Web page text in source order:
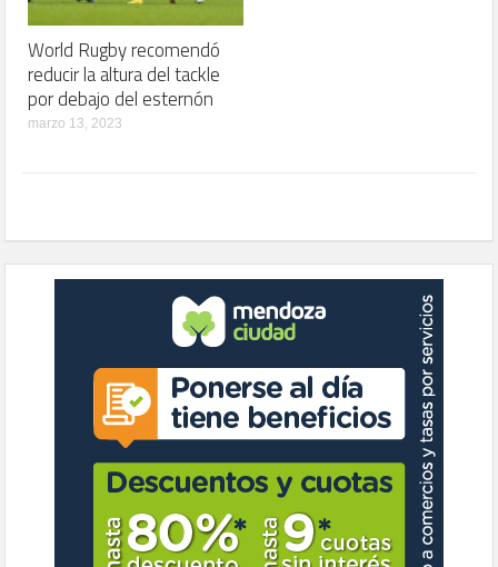
World Rugby recomendó
reducir la altura del tackle
por debajo del esternón
marzo 13, 2023